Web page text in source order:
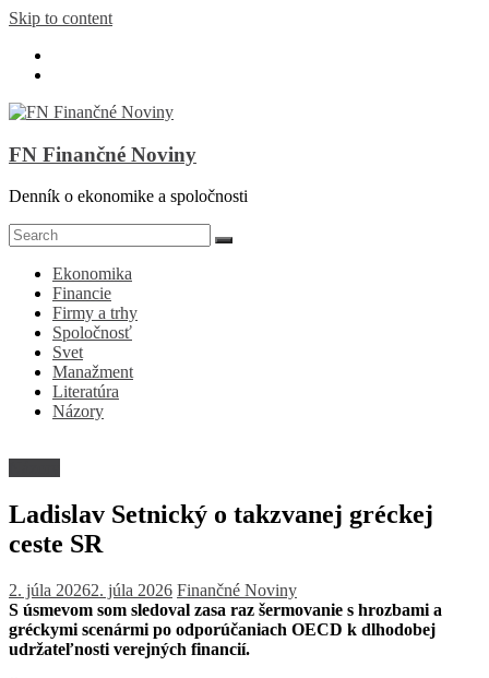
Skip to content
FN Finančné Noviny
Denník o ekonomike a spoločnosti
Ekonomika
Financie
Firmy a trhy
Spoločnosť
Svet
Manažment
Literatúra
Názory
Ladislav Setnický o takzvanej gréckej
ceste SR
2. júla 20262. júla 2026 Finančné Noviny
S úsmevom som sledoval zasa raz šermovanie s hrozbami a
gréckymi scenármi po odporúčaniach OECD k dlhodobej
udržateľnosti verejných financií.